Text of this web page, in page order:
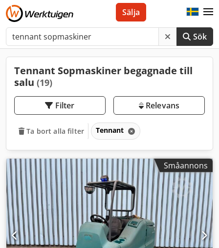
Sök
Sälja
Tennant Sopmaskiner begagnade till
salu (19)
Filter Relevans
Ta bort alla filter Tennant
Småannons